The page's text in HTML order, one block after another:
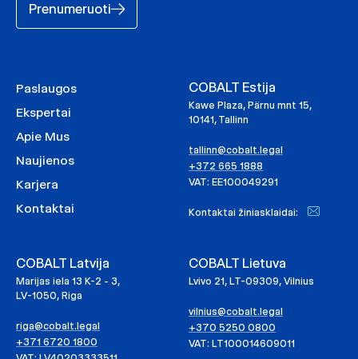
Prenumeruoti
Paslaugos
Ekspertai
Apie Mus
Naujienos
Karjera
Kontaktai
COBALT Estija
Kawe Plaza, Pärnu mnt 15,
10141, Tallinn
tallinn@cobalt.legal
+372 665 1888
VAT: EE100049291
Kontaktai žiniasklaidai:
COBALT Latvija
Marijas iela 13 K-2 - 3,
LV-1050, Riga
riga@cobalt.legal
+371 6720 1800
COBALT Lietuva
Lvivo 21, LT-09309, Vilnius
vilnius@cobalt.legal
+370 5250 0800
VAT: LT100014609011